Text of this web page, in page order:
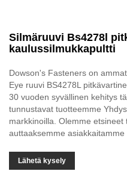
Silmäruuvi Bs4278l
kaulussilmukkapultti
Dowson's Fasteners on
Eye ruuvi BS4278L
30 vuoden syvällinen kehitys
tunnustavat tuotteemme
markkinoilla. Olemme
auttaaksemme
Lähetä kysely